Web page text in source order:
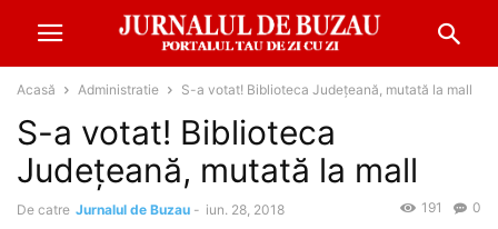
Acasă Administratie S-a votat! Biblioteca Județeană, mutată la mall
S-a votat! Biblioteca
Județeană, mutată la mall
De catre Jurnalul de Buzau - iun. 28, 2018 0
191